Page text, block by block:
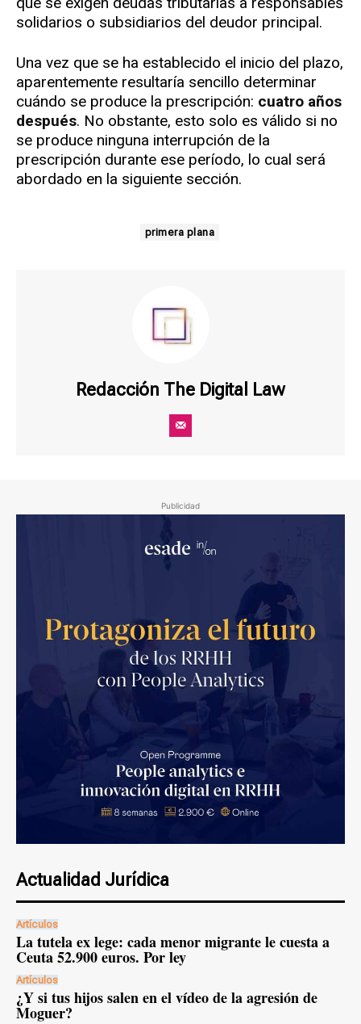
solidarios o subsidiarios del deudor principal.
Una vez que se ha establecido el inicio del plazo,
aparentemente resultaría sencillo determinar
cuándo se produce la prescripción: cuatro años
después. No obstante, esto solo es válido si no
se produce ninguna interrupción de la
prescripción durante ese período, lo cual será
abordado en la siguiente sección.
primera plana
Redacción The Digital Law
Publicidad
Actualidad Jurídica
Artículos
La tutela ex lege: cada menor migrante le cuesta a
Ceuta 52.900 euros. Por ley
Artículos
¿Y si tus hijos salen en el vídeo de la agresión de
Moguer?